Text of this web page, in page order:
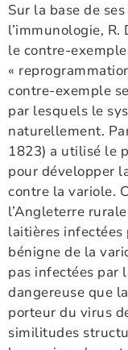
Sur la base de
l’immunologie,
le contre-
«
contre-exemple
par lesquels le
naturellement.
1823) a utilisé le
pour développer
contre la variole.
l’Angleterre
laitières infectées
bénigne de la
pas infectées par
dangereuse que
porteur du virus
similitudes